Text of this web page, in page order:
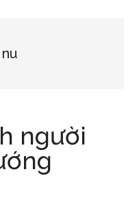
người